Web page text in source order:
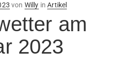
von Willy inArtikel
am
2023